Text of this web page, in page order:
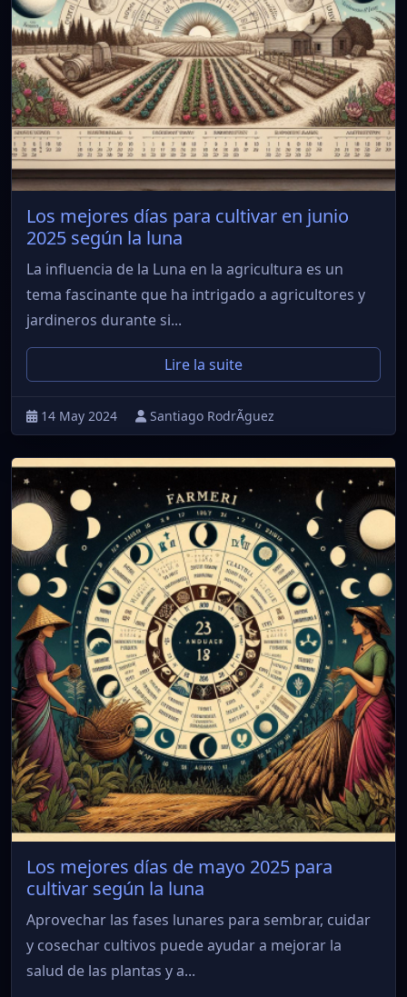
Los mejores días para cultivar en junio
2025 según la luna
La influencia de la Luna en la agricultura es un
tema fascinante que ha intrigado a agricultores y
jardineros durante si...
Lire la suite
14 May 2024 Santiago RodrÃ­guez
Los mejores días de mayo 2025 para
cultivar según la luna
Aprovechar las fases lunares para sembrar, cuidar
y cosechar cultivos puede ayudar a mejorar la
salud de las plantas y a...